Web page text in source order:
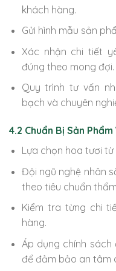
khách hàng.
Gửi hình mẫu sản
Xác nhận chi tiết
đúng theo mong đợi.
Quy trình tư vấn
bạch và chuyên
4.2 Chuẩn Bị Sản
Lựa chọn hoa tươi
Đội ngũ nghệ nhân
theo tiêu chuẩn
Kiểm tra từng chi
hàng.
Áp dụng chính sách
để đảm bảo an tâm